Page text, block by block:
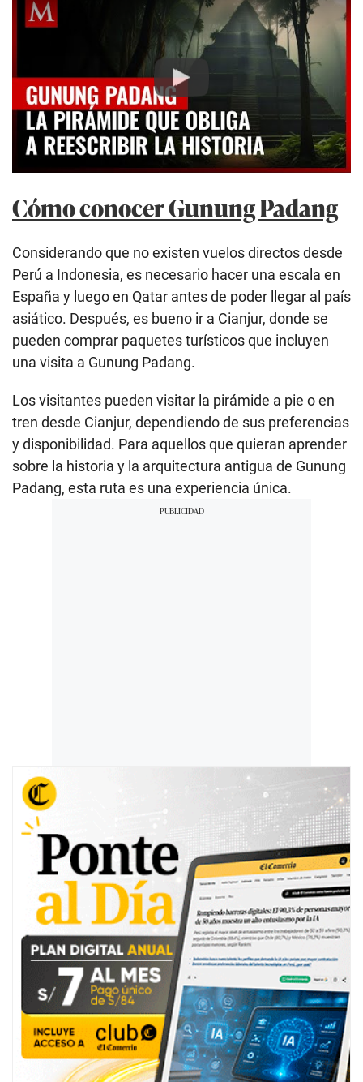
Play
Cómo conocer Gunung Padang
Considerando que no existen vuelos directos desde
Perú a Indonesia, es necesario hacer una escala en
España y luego en Qatar antes de poder llegar al país
asiático. Después, es bueno ir a Cianjur, donde se
pueden comprar paquetes turísticos que incluyen
una visita a Gunung Padang.
Los visitantes pueden visitar la pirámide a pie o en
tren desde Cianjur, dependiendo de sus preferencias
y disponibilidad. Para aquellos que quieran aprender
sobre la historia y la arquitectura antigua de Gunung
Padang, esta ruta es una experiencia única.